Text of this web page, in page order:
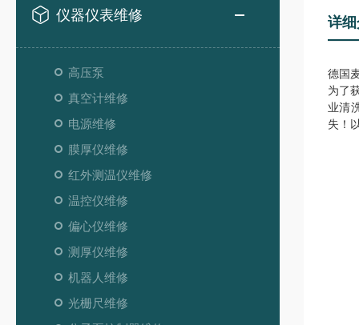
仪器仪表维修
高压泵
真空计维修
电源维修
膜厚仪维修
红外测温仪维修
温控仪维修
偏心仪维修
测厚仪维修
机器人维修
光栅尺维修
详
德国
为了
业清
失！